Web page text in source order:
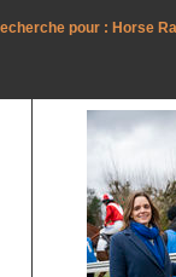
pour : Horse